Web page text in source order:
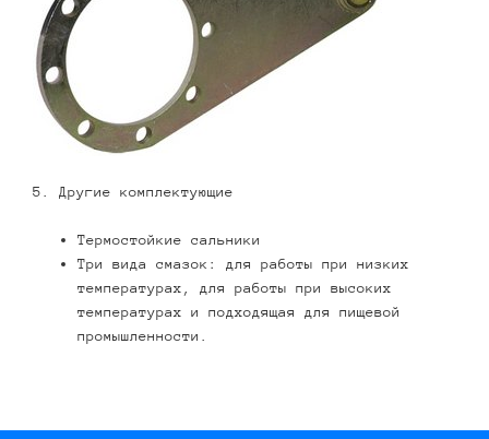
5. Другие комплектующие
Термостойкие сальники
Три вида смазок: для работы при низких
температурах, для работы при высоких
температурах и подходящая для пищевой
промышленности.